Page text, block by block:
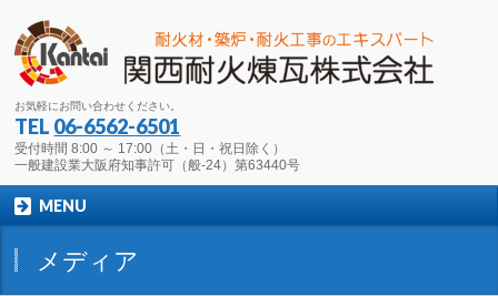
お気軽にお問い合わせください。
TEL 06-6562-6501
受付時間 8:00 ～ 17:00（土・日・祝日除く）
一般建設業大阪府知事許可（般-24）第63440号
MENU
メディア